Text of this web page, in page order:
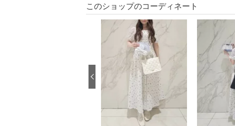
このショップのコーディネート